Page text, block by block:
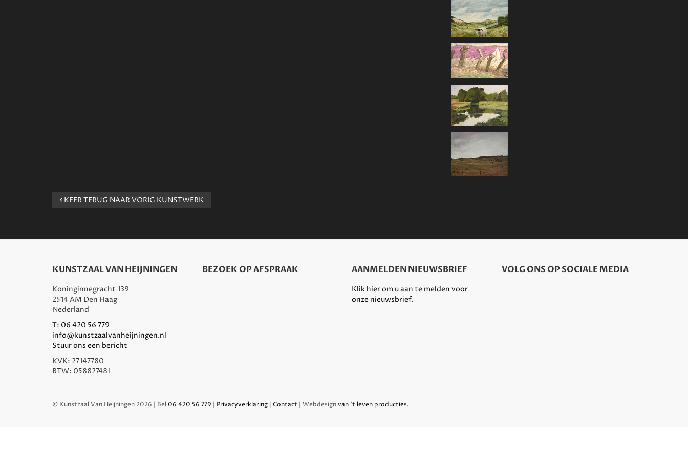
KEER TERUG NAAR VORIG KUNSTWERK
KUNSTZAAL VAN HEIJNINGEN
Koninginnegracht 139
2514 AM Den Haag
Nederland
T: 06 420 56 779
info@kunstzaalvanheijningen.nl
Stuur ons een bericht
KVK: 27147780
BTW: 058827481
BEZOEK OP AFSPRAAK AANMELDEN NIEUWSBRIEF
Klik hier om u aan te melden voor
onze nieuwsbrief.
VOLG ONS OP SOCIALE MEDIA
© Kunstzaal Van Heijningen 2026 | Bel 06 420 56 779 | Privacyverklaring | Contact | Webdesignvan 't leven producties.